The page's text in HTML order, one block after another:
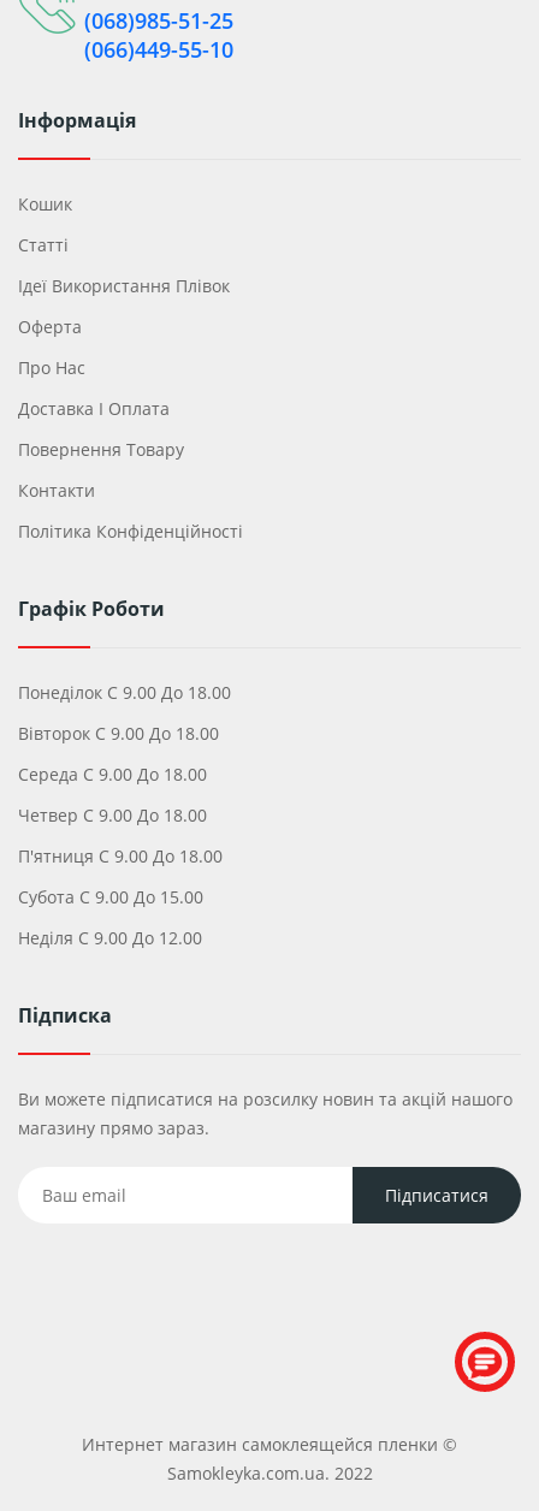
Рідкі Шпалери Тернопіль
(068)985-51-25
(066)449-55-10
Інформація
Кошик
Статті
Ідеї ​​використання Плівок
Оферта
Про Нас
Доставка І Оплата
Повернення Товару
Контакти
Політика Конфіденційності
Графік Роботи
Понеділок С 9.00 До 18.00
Вівторок С 9.00 До 18.00
Середа С 9.00 До 18.00
Четвер С 9.00 До 18.00
П'ятниця С 9.00 До 18.00
Субота С 9.00 До 15.00
Неділя С 9.00 До 12.00
Підписка
Ви можете підписатися на розсилку новин та акцій нашого
магазину прямо зараз.
Интернет магазин самоклеящейся пленки ©
Samokleyka.com.ua. 2022